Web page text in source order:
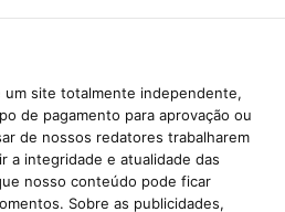
um site totalmente independente,
de pagamento para aprovação ou
de nossos redatores trabalharem
a integridade e atualidade das
nosso conteúdo pode ficar
Sobre as publicidades,